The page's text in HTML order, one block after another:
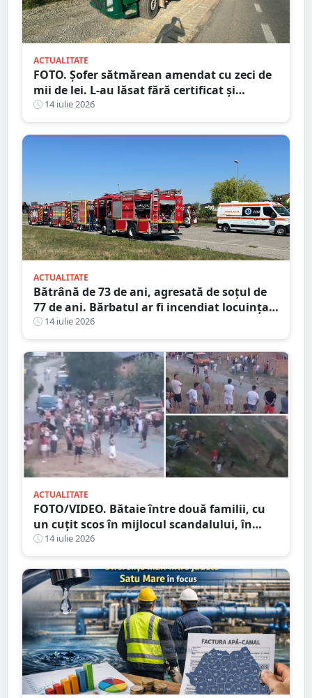
ACTUALITATE
FOTO. Șofer sătmărean amendat cu zeci de
mii de lei. L-au lăsat fără certificat și
plăcuțe
14 iulie 2026
ACTUALITATE
Bătrână de 73 de ani, agresată de soțul de
77 de ani. Bărbatul ar fi incendiat locuința
din județul Satu Mare
14 iulie 2026
ACTUALITATE
FOTO/VIDEO. Bătaie între două familii, cu
un cuțit scos în mijlocul scandalului, în
Satu Mare. 400 de persoane la fața locului
14 iulie 2026